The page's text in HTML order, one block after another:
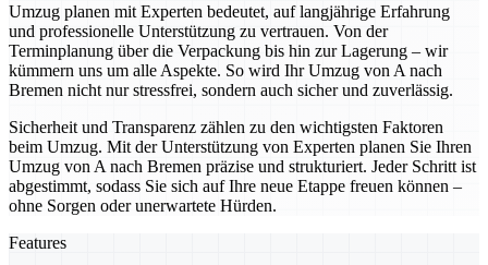
Umzug planen mit Experten bedeutet, auf langjährige Erfahrung
und professionelle Unterstützung zu vertrauen. Von der
Terminplanung über die Verpackung bis hin zur Lagerung – wir
kümmern uns um alle Aspekte. So wird Ihr Umzug von A nach
Bremen nicht nur stressfrei, sondern auch sicher und zuverlässig.
Sicherheit und Transparenz zählen zu den wichtigsten Faktoren
beim Umzug. Mit der Unterstützung von Experten planen Sie Ihren
Umzug von A nach Bremen präzise und strukturiert. Jeder Schritt ist
abgestimmt, sodass Sie sich auf Ihre neue Etappe freuen können –
ohne Sorgen oder unerwartete Hürden.
Features